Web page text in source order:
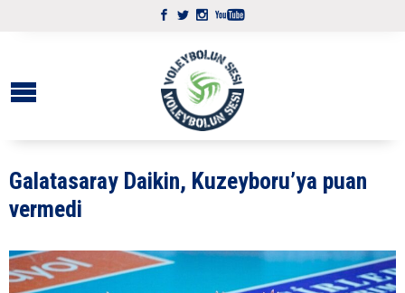
Galatasaray Daikin, Kuzeyboru’ya puan
vermedi